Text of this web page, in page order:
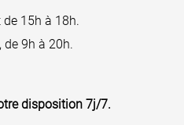
15h à 18h.
de 9h à 20h.
disposition 7j/7.